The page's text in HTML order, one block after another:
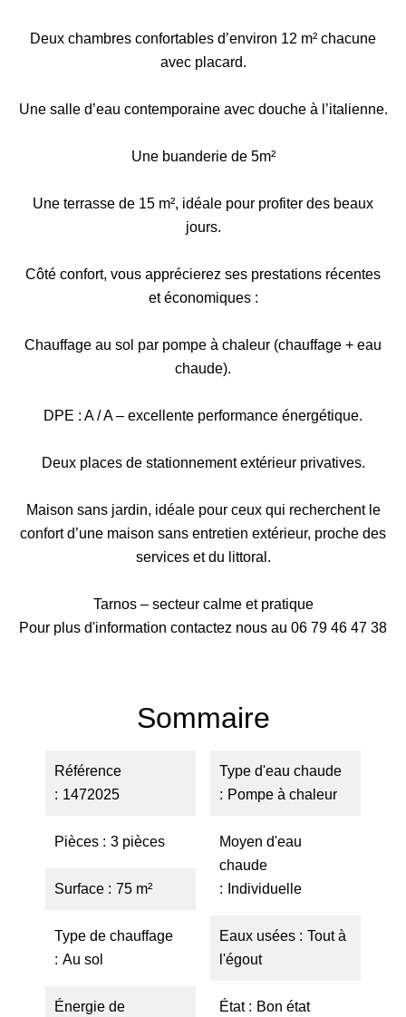
Deux chambres confortables d’environ 12 m² chacune
avec placard.
Une salle d’eau contemporaine avec douche à l’italienne.
Une buanderie de 5m²
Une terrasse de 15 m², idéale pour profiter des beaux
jours.
Côté confort, vous apprécierez ses prestations récentes
et économiques :
Chauffage au sol par pompe à chaleur (chauffage + eau
chaude).
DPE : A / A – excellente performance énergétique.
Deux places de stationnement extérieur privatives.
Maison sans jardin, idéale pour ceux qui recherchent le
confort d’une maison sans entretien extérieur, proche des
services et du littoral.
Tarnos – secteur calme et pratique
Pour plus d'information contactez nous au 06 79 46 47 38
Sommaire
Référence
1472025
Pièces 3 pièces
Surface 75 m²
Type de chauffage
Au sol
Énergie de
Type d'eau chaude
Pompe à chaleur
Moyen d'eau
chaude
Individuelle
Eaux usées
Tout à
l'égout
État Bon état